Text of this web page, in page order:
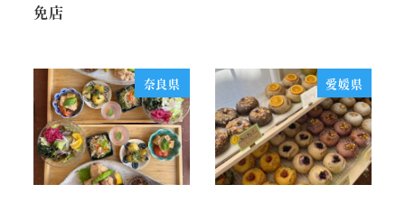
免店
奈良県 愛媛県